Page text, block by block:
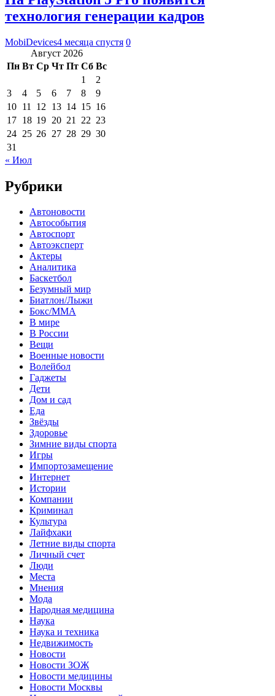
технология генерации кадров
MobiDevices4 месяца спустя 0
Август 2026
Пн Вт Ср Чт Пт Сб Вс
1
2
3
4 5 6 7 8
9
10 11 12 13 14 15 16
17 18 19 20 21 22 23
24 25 26 27 28 29 30
31
« Июл
Рубрики
Автоновости
Автособытия
Автоспорт
Автоэксперт
Актеры
Аналитика
Баскетбол
Безумный мир
Биатлон/Лыжи
Бокс/MMA
В мире
В России
Вещи
Военные новости
Волейбол
Гаджеты
Дети
Дом и сад
Еда
Звёзды
Здоровье
Зимние виды спорта
Игры
Импортозамещение
Интернет
Истории
Компании
Криминал
Культура
Лайфхаки
Летние виды спорта
Личный счет
Люди
Места
Мнения
Мода
Народная медицина
Наука
Наука и техника
Недвижимость
Новости
Новости ЗОЖ
Новости медицины
Новости Москвы